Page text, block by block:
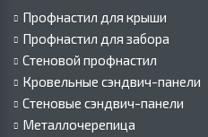
Профнастил для крыши
Профнастил для забора
Стеновой профнастил
Кровельные сэндвич-панели
Стеновые сэндвич-панели
Металлочерепица